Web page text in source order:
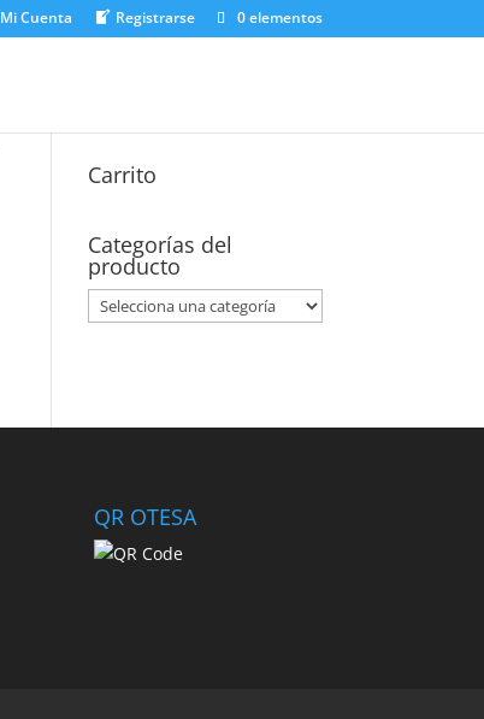
Mi Cuenta Registrarse 0 elementos
Carrito
Categorías del
producto
QR OTESA